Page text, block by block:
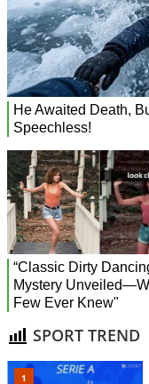
SPORT TREND